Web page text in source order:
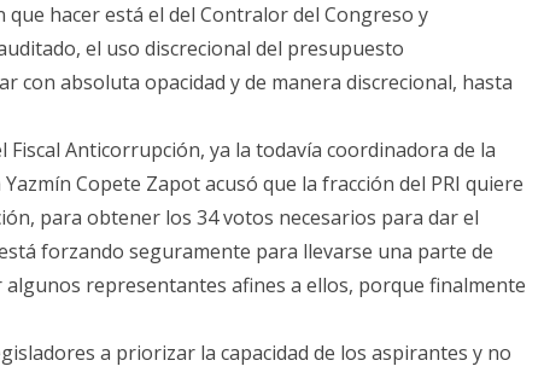
hacer está el del Contralor del Congreso y
el uso discrecional del presupuesto
con absoluta opacidad y de manera discrecional, hasta
Anticorrupción, ya la todavía coordinadora de la
Copete Zapot acusó que la fracción del PRI quiere
para obtener los 34 votos necesarios para dar el
forzando seguramente para llevarse una parte de
representantes afines a ellos, porque finalmente
a priorizar la capacidad de los aspirantes y no